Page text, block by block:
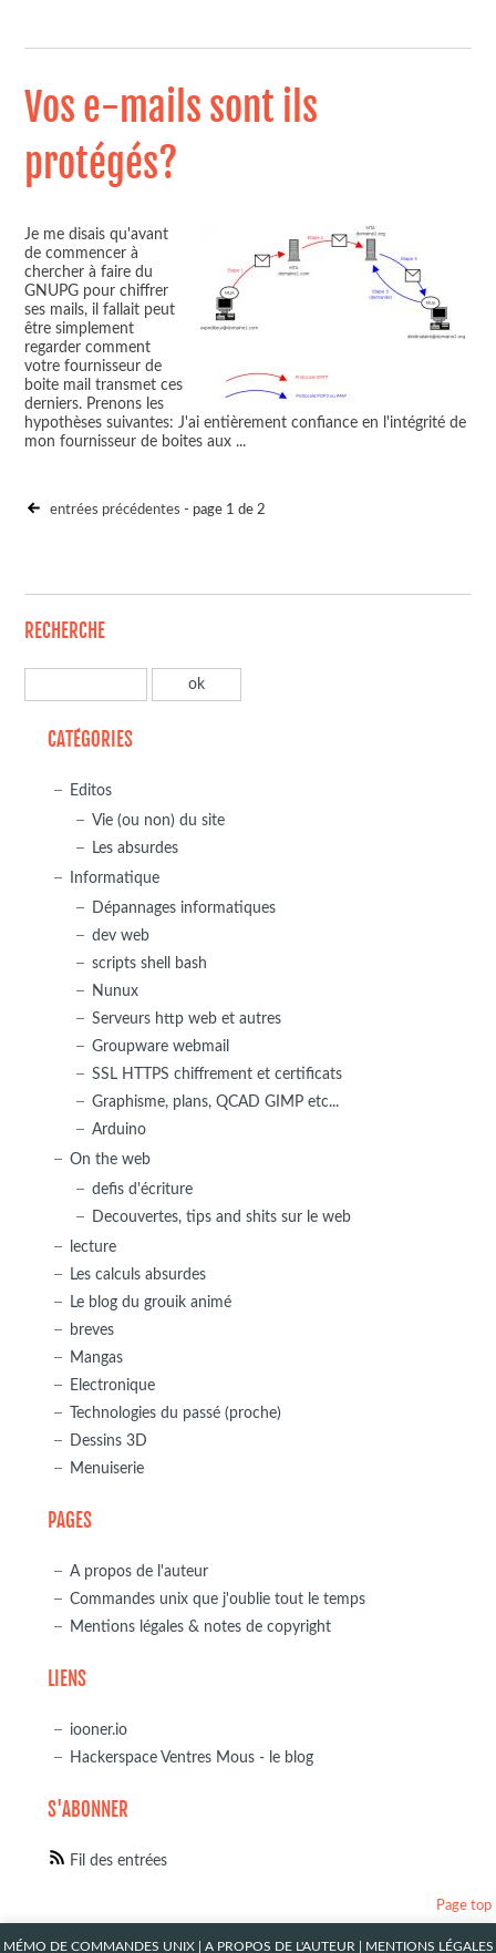
Vos e-mails sont ils
protégés?
Je me disais qu'avant
de commencer à
chercher à faire du
GNUPG pour chiffrer
ses mails, il fallait peut
être simplement
regarder comment
votre fournisseur de
boite mail transmet ces
derniers. Prenons les
hypothèses suivantes: J'ai entièrement confiance en l'intégrité de
mon fournisseur de boites aux ...
entrées précédentes - page 1 de 2
RECHERCHE
CATÉGORIES
Editos
Vie (ou non) du site
Les absurdes
Informatique
Dépannages informatiques
dev web
scripts shell bash
Nunux
Serveurs http web et autres
Groupware webmail
SSL HTTPS chiffrement et certificats
Graphisme, plans, QCAD GIMP etc...
Arduino
On the web
defis d'écriture
Decouvertes, tips and shits sur le web
lecture
Les calculs absurdes
Le blog du grouik animé
breves
Mangas
Electronique
Technologies du passé (proche)
Dessins 3D
Menuiserie
PAGES
A propos de l'auteur
Commandes unix que j'oublie tout le temps
Mentions légales & notes de copyright
LIENS
iooner.io
Hackerspace Ventres Mous - le blog
S'ABONNER
Fil des entrées
MÉMO DE COMMANDES UNIX| A PROPOS DE L'AUTEUR| MENTIONS LÉGALES
Page top